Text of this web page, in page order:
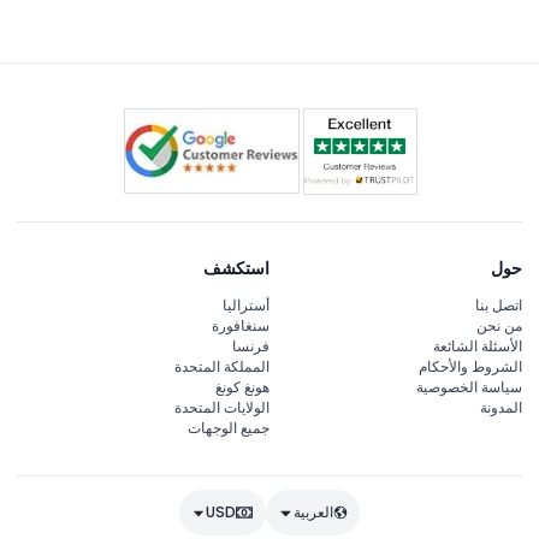
حول
اتصل بنا
من نحن
الأسئلة الشائعة
الشروط والأحكام
سياسة الخصوصية
المدونة
استكشف
أستراليا
سنغافورة
فرنسا
المملكة المتحدة
هونغ كونغ
الولايات المتحدة
جميع الوجهات
العربية USD